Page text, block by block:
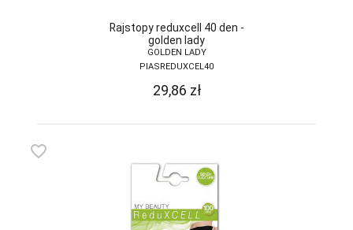
DONNA BC
DOROTA
ELDAR
EWANA
Rajstopy reduxcell 40 den -
golden lady
GOLDEN LADY
PIASREDUXCEL40
29,86 zł
favorite_border